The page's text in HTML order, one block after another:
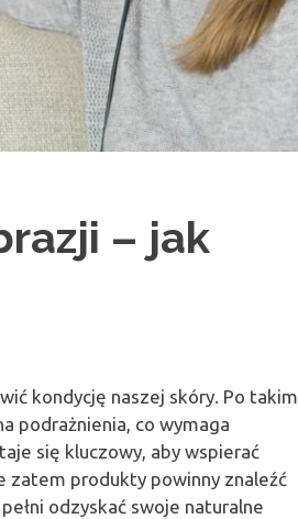
– jak
kondycję naszej skóry. Po takim
podrażnienia, co wymaga
się kluczowy, aby wspierać
zatem produkty powinny znaleźć
odzyskać swoje naturalne